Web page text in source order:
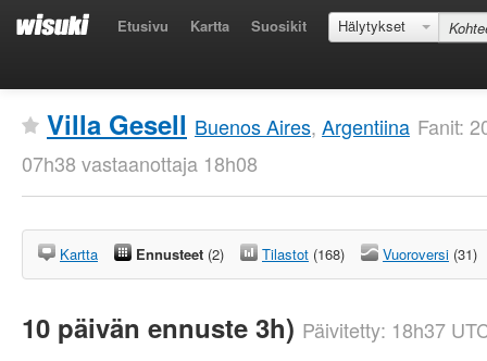
Etusivu Kartta Suosikit Hälytykset
Villa Gesell Buenos Aires, Argentiina Fanit:
07h38 vastaanottaja 18h08
Kartta Ennusteet (2) Tilastot (168) Vuoroversi (31)
10 päivän ennuste 3h) Päivitetty: 18h37